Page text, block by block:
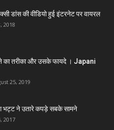
डांस की वीडियो हुई इंटरनेट पर वायरल
2018
का तरीका और उसके फायदे । Japani
25, 2019
ने उतारे कपड़े सबके सामने
2017